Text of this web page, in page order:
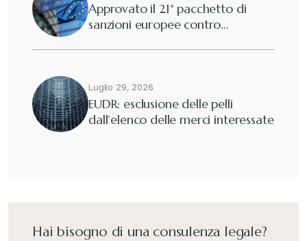
Approvato il 21° pacchetto di
sanzioni europee contro…
Luglio 29, 2026
EUDR: esclusione delle pelli
dall’elenco delle merci interessate
Hai bisogno di una consulenza legale?